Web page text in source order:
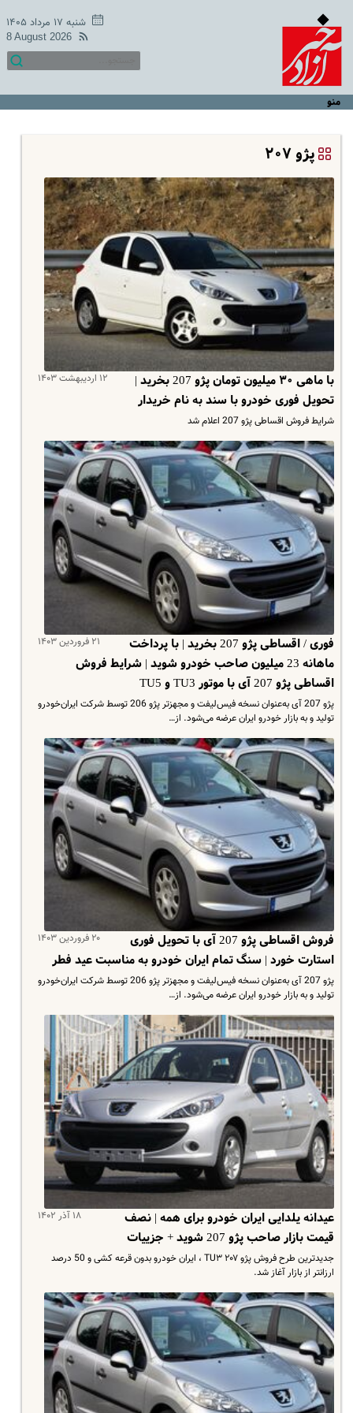
شنبه ۱۷ مرداد ۱۴۰۵
8 August 2026
منو
پژو ۲۰۷
۱۲ اردیبهشت ۱۴۰۳
با ماهی ۳۰ میلیون تومان پژو 207 بخرید |
تحویل فوری خودرو با سند به نام خریدار
شرایط فروش اقساطی پژو 207 اعلام شد
۲۱ فروردین ۱۴۰۳
فوری / اقساطی پژو 207 بخرید | با پرداخت
ماهانه 23 میلیون صاحب خودرو شوید | شرایط فروش
اقساطی پژو 207 آی با موتور TU3 و TU5
پژو 207 آی به‌عنوان نسخه فیس‌لیفت و مجهزتر پژو 206 توسط شرکت ایران‌خودرو
تولید و به بازار خودرو ایران عرضه می‌شود. از…
۲۰ فروردین ۱۴۰۳
فروش اقساطی پژو 207 آی با تحویل فوری
استارت خورد | سنگ تمام ایران خودرو به مناسبت عید فطر
پژو 207 آی به‌عنوان نسخه فیس‌لیفت و مجهزتر پژو 206 توسط شرکت ایران‌خودرو
تولید و به بازار خودرو ایران عرضه می‌شود. از…
۱۸ آذر ۱۴۰۲
عیدانه یلدایی ایران خودرو برای همه | نصف
قیمت بازار صاحب پژو 207 شوید + جزییات
جدیدترین طرح فروش پژو ۲۰۷ TU۳ ، ایران خودرو بدون قرعه کشی و 50 درصد
ارزانتر از بازار آغاز شد.